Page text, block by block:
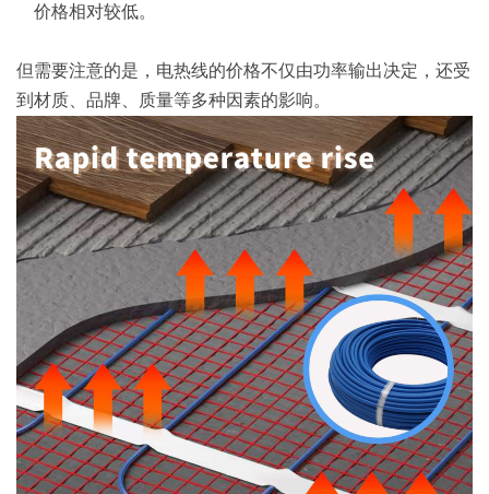
价格相对较低。
但需要注意的是，电热线的价格不仅由功率输出决定，还受
到材质、品牌、质量等多种因素的影响。